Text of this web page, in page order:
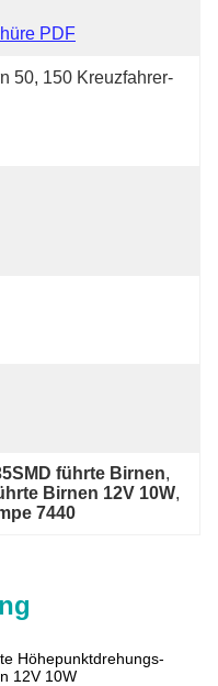
PDF
50, 150 Kreuzfahrer-
führte Birnen,
Birnen 12V 10W
7440
Höhepunktdrehungs-
12V 10W